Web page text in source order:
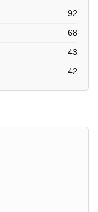
92
68
43
42